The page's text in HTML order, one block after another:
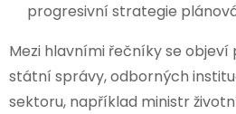
progresivní strategie
Mezi hlavními řečníky se
státní správy, odborných
sektoru, například ministr